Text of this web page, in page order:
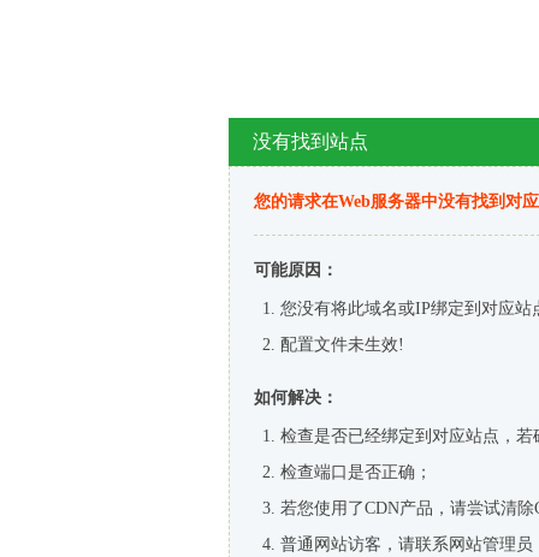
没有找到站点
您的请求在Web服务器中没有找到对
可能原因：
您没有将此域名或IP绑定到对应站
配置文件未生效!
如何解决：
检查是否已经绑定到对应站点，
检查端口是否正确；
若您使用了CDN产品，请尝试清除
普通网站访客，请联系网站管理员